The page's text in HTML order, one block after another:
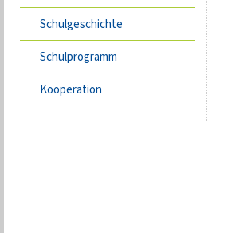
Schulgeschichte
Schulprogramm
Kooperation